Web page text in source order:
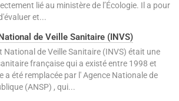
lié au ministère de l’Écologie. Il a pour
et...
de Veille Sanitaire (INVS)
National de Veille Sanitaire (INVS) était une
française qui a existé entre 1998 et
a été remplacée par l' Agence Nationale de
(ANSP) , qui...